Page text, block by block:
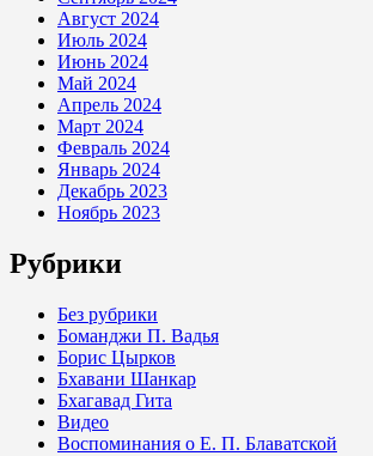
Август 2024
Июль 2024
Июнь 2024
Май 2024
Апрель 2024
Март 2024
Февраль 2024
Январь 2024
Декабрь 2023
Ноябрь 2023
Рубрики
Без рубрики
Боманджи П. Вадья
Борис Цырков
Бхавани Шанкар
Бхагавад Гита
Видео
Воспоминания о Е. П. Блаватской